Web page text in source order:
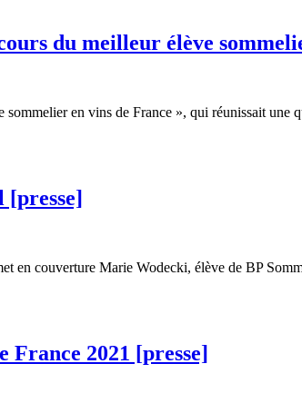
du meilleur élève
en vins de France », qui réunissait
[presse]
en couverture Marie Wodecki, élève de BP
France 2021 [presse]